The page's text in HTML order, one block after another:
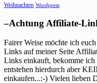
Weihnachten Wordpress
–Achtung Affiliate-
Fairer Weise möchte ich
Links auf meiner Seite
Links einkauft, bekomme
entstehen hierdurch aber
einkaufen...:-) Vielen lieben